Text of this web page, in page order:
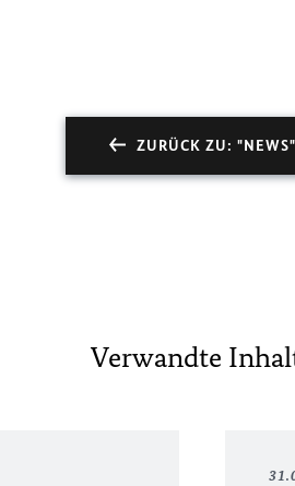
ZURÜCK ZU: "NEWS"
Verwandte